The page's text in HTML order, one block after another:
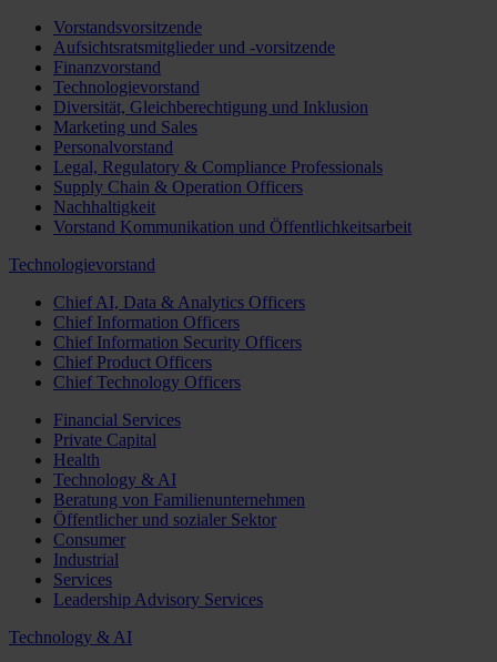
Vorstandsvorsitzende
Aufsichtsratsmitglieder und -vorsitzende
Finanzvorstand
Technologievorstand
Diversität, Gleichberechtigung und Inklusion
Marketing und Sales
Personalvorstand
Legal, Regulatory & Compliance Professionals
Supply Chain & Operation Officers
Nachhaltigkeit
Vorstand Kommunikation und Öffentlichkeitsarbeit
Technologievorstand
Chief AI, Data & Analytics Officers
Chief Information Officers
Chief Information Security Officers
Chief Product Officers
Chief Technology Officers
Financial Services
Private Capital
Health
Technology & AI
Beratung von Familienunternehmen
Öffentlicher und sozialer Sektor
Consumer
Industrial
Services
Leadership Advisory Services
Technology & AI